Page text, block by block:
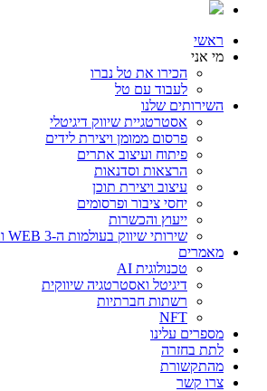
ראשי
מי אני
הכירו את טל נברו
לעבוד עם טל
השירותים שלנו
אסטרטגיית שיווק דיגיטלי
פרסום ממומן ויצירת לידים
פיתוח ועיצוב אתרים
הרצאות וסדנאות
עיצוב ויצירת תוכן
יחסי ציבור ופרסומים
ייעוץ והכשרות
שירותי שיווק בעולמות ה-WEB 3 וה-NFT
מאמרים
טכנולוגית AI
דיגיטל ואסטרטגיה שיווקית
רשתות חברתיות
NFT
מספרים עלינו
לתת בחזרה
מהתקשורת
צרו קשר